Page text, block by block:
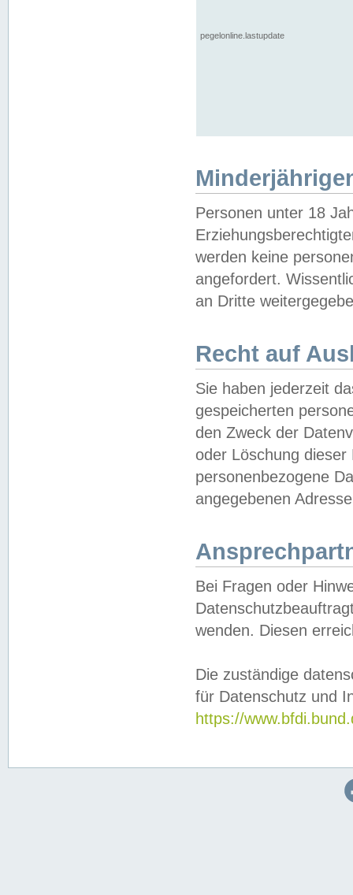
pegelonline.lastupdate
Personen unter 18
werden keine
angefordert.
an Dritte
Recht auf
Sie haben jederzeit
gespeicherten
den Zweck der
oder Löschung
personenbezogene
angegebenen
Bei Fragen oder
wenden. Diesen
Die zuständige
für Datenschutz und
https://